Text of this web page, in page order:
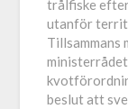
trålfiske
utanför
Tillsammans
beslut att